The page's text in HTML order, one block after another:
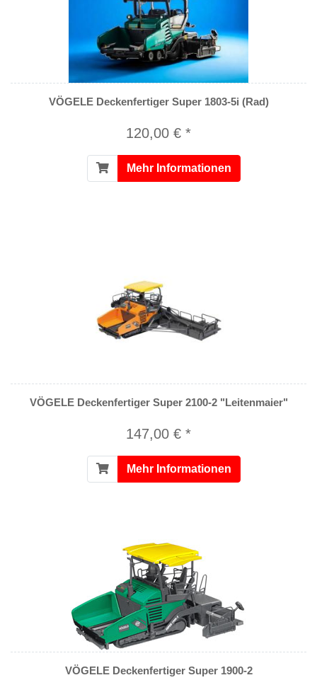
VÖGELE Deckenfertiger Super 1803-5i (Rad)
120,00 € *
Mehr Informationen
VÖGELE Deckenfertiger Super 2100-2 "Leitenmaier"
147,00 € *
Mehr Informationen
VÖGELE Deckenfertiger Super 1900-2